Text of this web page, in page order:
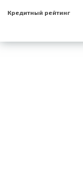
Кредитный рейтинг